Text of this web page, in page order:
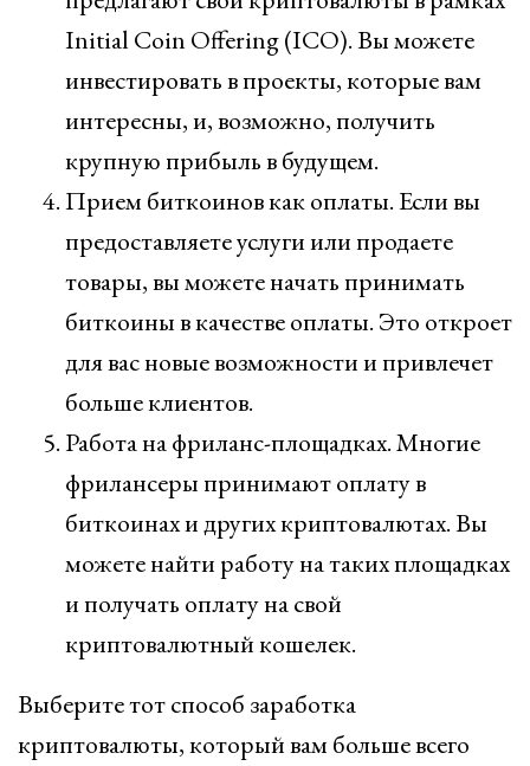
Initial Coin Offering (ICO). Вы можете
инвестировать в проекты, которые вам
интересны, и, возможно, получить
крупную прибыль в будущем.
Прием биткоинов как оплаты. Если вы
предоставляете услуги или продаете
товары, вы можете начать принимать
биткоины в качестве оплаты. Это откроет
для вас новые возможности и привлечет
больше клиентов.
Работа на фриланс-площадках. Многие
фрилансеры принимают оплату в
биткоинах и других криптовалютах. Вы
можете найти работу на таких площадках
и получать оплату на свой
криптовалютный кошелек.
Выберите тот способ заработка
криптовалюты, который вам больше всего